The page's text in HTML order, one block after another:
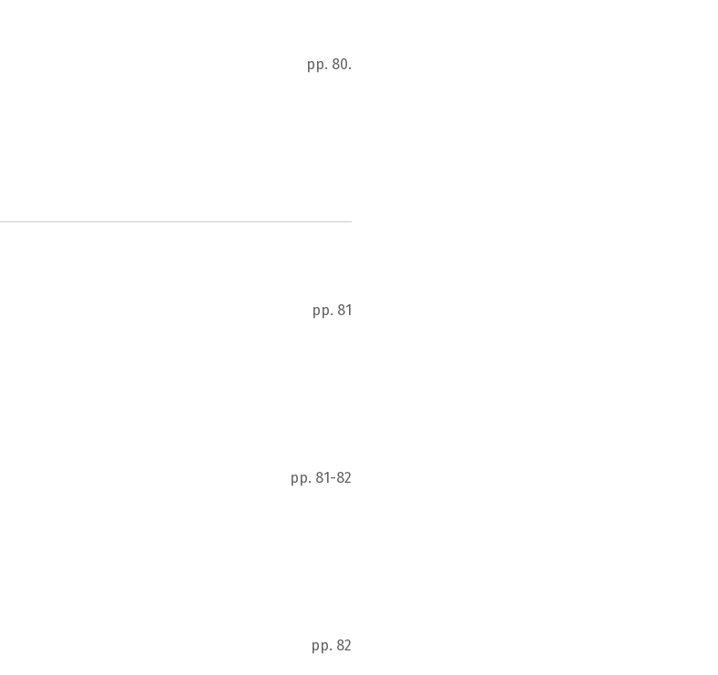
pp. 80.
pp. 81
pp. 81-82
pp. 82